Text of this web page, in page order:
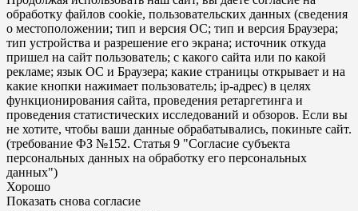
обработку файлов cookie, пользовательских данных (сведения
о местоположении; тип и версия ОС; тип и версия Браузера;
тип устройства и разрешение его экрана; источник откуда
пришел на сайт пользователь; с какого сайта или по какой
рекламе; язык ОС и Браузера; какие страницы открывает и на
какие кнопки нажимает пользователь; ip-адрес) в целях
функционирования сайта, проведения ретаргетинга и
проведения статистических исследований и обзоров. Если вы
не хотите, чтобы ваши данные обрабатывались, покиньте сайт.
(требование ФЗ №152. Статья 9 "Согласие субъекта
персональных данных на обработку его персональных
данных")
Хорошо
Показать снова согласие